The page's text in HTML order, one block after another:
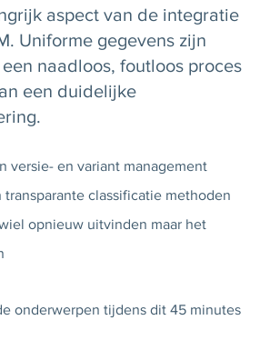
aspect van de integratie
Uniforme gegevens zijn
naadloos, foutloos proces
een duidelijke
versie- en variant management
classificatie methoden
opnieuw uitvinden maar het
onderwerpen tijdens dit 45 minutes